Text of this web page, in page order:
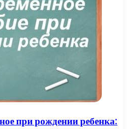
при рождении ребенка: